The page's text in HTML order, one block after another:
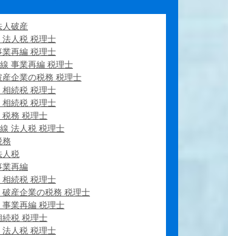
人破産
法人税 税理士
業再編 税理士
事業再編 税理士
産企業の税務 税理士
相続税 税理士
相続税 税理士
税務 税理士
法人税 税理士
務
人税
業再編
相続税 税理士
破産企業の税務 税理士
事業再編 税理士
続税 税理士
法人税 税理士